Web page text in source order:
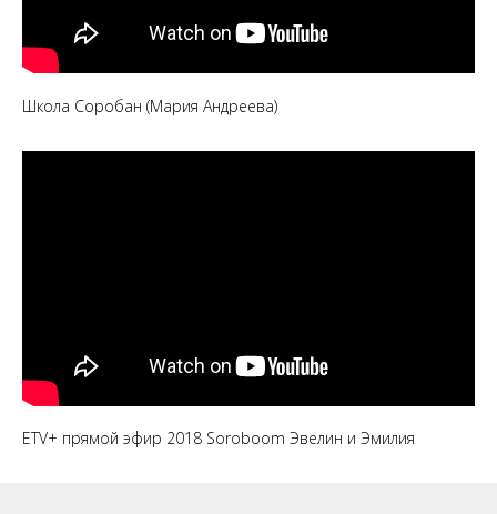
Школа Соробан (Мария Андреева)
ETV+ прямой эфир 2018 Soroboom Эвелин и Эмилия